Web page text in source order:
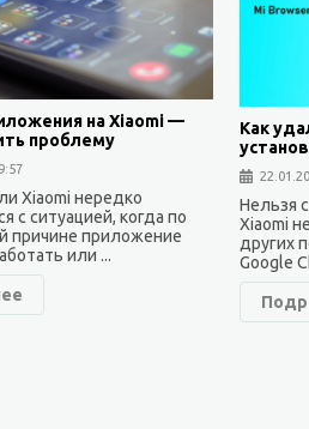
на Xiaomi —
проблему
Xiaomi нередко
с ситуацией, когда по
причине приложение
или ...
Как
Нельзя
Xiaomi
других
Google